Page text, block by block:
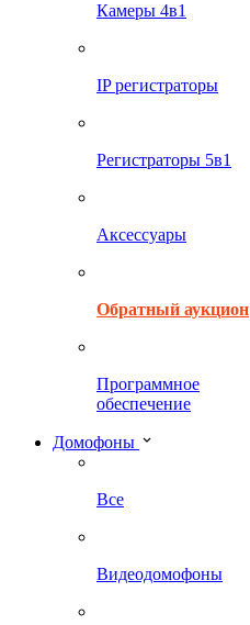
Камеры 4в1
IP регистраторы
Регистраторы 5в1
Аксессуары
Обратный аукцион
Программное
обеспечение
Домофоны
Все
Видеодомофоны